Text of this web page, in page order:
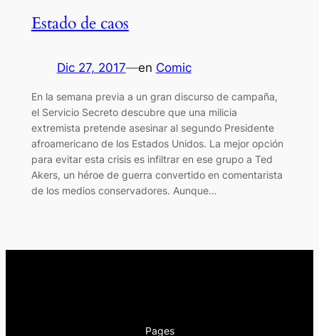
Estado de caos
Dic 27, 2017—en Comic
En la semana previa a un gran discurso de campaña,
el Servicio Secreto descubre que una milicia
extremista pretende asesinar al segundo Presidente
afroamericano de los Estados Unidos. La mejor opción
para evitar esta crisis es infiltrar en ese grupo a Ted
Akers, un héroe de guerra convertido en comentarista
de los medios conservadores. Aunque…
Pages